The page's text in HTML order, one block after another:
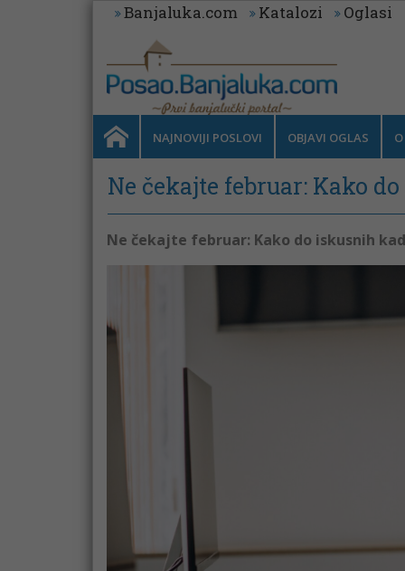
Banjaluka.com Katalozi Oglasi
NAJNOVIJI POSLOVI OBJAVI OGLAS
Ne čekajte februar: Kako
Ne čekajte februar: Kako do iskusnih